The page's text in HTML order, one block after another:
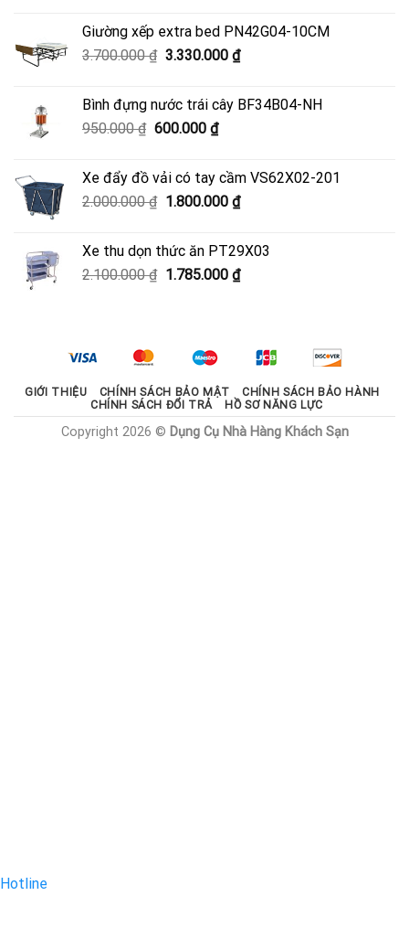
4.500.000 ₫.là:
4.050.000 ₫.
Giường xếp extra bed PN42G04-10CM
3.700.000₫ Giá
3.700.000 ₫.
3.330.000 ₫Giá
là:
Bình đựng nước trái cây BF34B04-NH
950.000₫ Giá
950.000 ₫.
600.000 ₫Giá
là:
600.000 ₫.
Xe đẩy đồ vải có tay cầm VS62X02-201
2.000.000₫ Giá
2.000.000 ₫.
1.800.000 ₫Giá
là:
1.800.000 ₫.
Xe thu dọn thức ăn PT29X03
2.100.000₫ Giá
1.785.000 ₫Giá
1.785.000 ₫.
GIỚI THIỆU CHÍNH SÁCH BẢO MẬT
CHÍNH SÁCH BẢO HÀNH
CHÍNH SÁCH ĐỔI TRẢ
HỒ SƠ NĂNG LỰC
Copyright 2026 © Dụng Cụ Nhà Hàng Khách Sạn
Hotline